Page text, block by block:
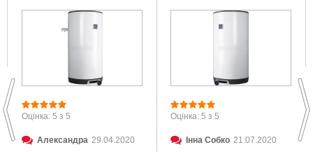
Оцінка: 5 з 5
Александра 29.04.2020
Оцінка: 5 з 5
Інна Собко 21.07.2020